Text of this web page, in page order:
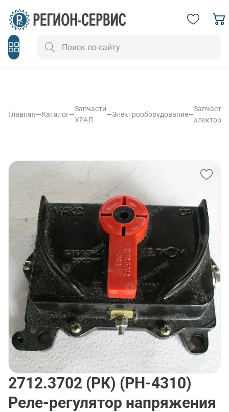
Главная—Каталог—
Запчасти
УРАЛ
—Электрооборудование—
Запчасти
2712.3702 (РК) (РН-4310)
Реле-регулятор напряжения